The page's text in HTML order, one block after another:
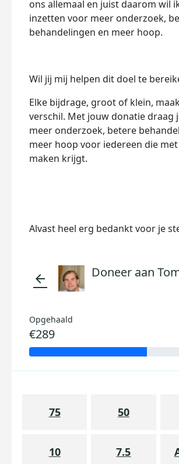
ons allemaal en juist daarom wil
inzetten voor meer onderzoek,
behandelingen en meer hoop.
Wil jij mij helpen dit doel te
Elke bijdrage, groot of klein,
verschil. Met jouw donatie draag
meer onderzoek, betere
meer hoop voor iedereen die
maken krijgt.
Alvast heel erg bedankt voor je
arrow_back Doneer aan
Opgehaald
€289
75 50
10 7.5